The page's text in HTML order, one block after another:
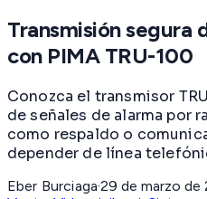
Transmisión segura
con PIMA TRU-100
Conozca el transmisor
de señales de alarma por
como respaldo o
depender de línea
Eber Burciaga·29 de marzo de